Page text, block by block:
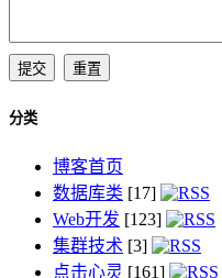
分类
博客首页
数据库类 [17]
Web开发 [123]
集群技术 [3]
点击心灵 [161]